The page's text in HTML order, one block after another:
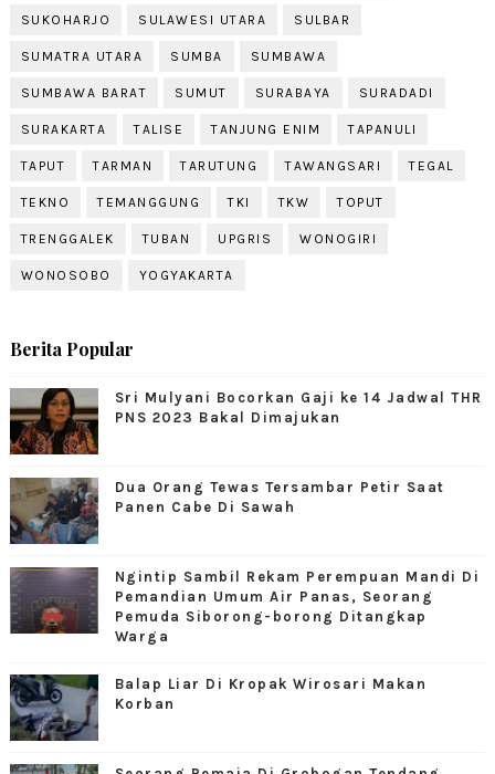
SUKOHARJO SULAWESI UTARA SULBAR
SUMATRA UTARA SUMBA SUMBAWA
SUMBAWA BARAT SUMUT SURABAYA SURADADI
SURAKARTA TALISE TANJUNG ENIM TAPANULI
TAPUT TARMAN TARUTUNG TAWANGSARI TEGAL
TEKNO TEMANGGUNG TKI TKW TOPUT
TRENGGALEK TUBAN UPGRIS WONOGIRI
WONOSOBO YOGYAKARTA
Berita Popular
Sri Mulyani Bocorkan Gaji ke 14 Jadwal THR
PNS 2023 Bakal Dimajukan
Dua Orang Tewas Tersambar Petir Saat
Panen Cabe Di Sawah
Ngintip Sambil Rekam Perempuan Mandi Di
Pemandian Umum Air Panas, Seorang
Pemuda Siborong-borong Ditangkap
Warga
Balap Liar Di Kropak Wirosari Makan
Korban